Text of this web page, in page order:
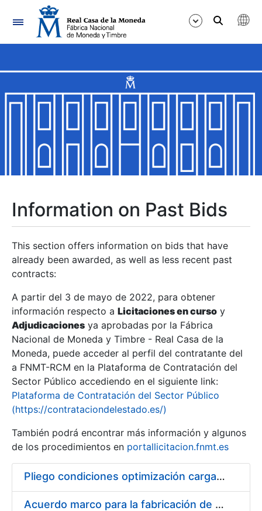
Navigation
Show/Hide
Show/Hide
Show/Hide
Show/Hide
Show/Hide
Show/Hide
Information on Past Bids
This section offers information on bids that have
already been awarded, as well as less recent past
contracts:
A partir del 3 de mayo de 2022, para obtener
información respecto a Licitaciones en curso y
Adjudicaciones ya aprobadas por la Fábrica
Nacional de Moneda y Timbre - Real Casa de la
Moneda, puede acceder al perfil del contratante del
a FNMT-RCM en la Plataforma de Contratación del
Sector Público accediendo en el siguiente link:
Plataforma de Contratación del Sector Público
(https://contrataciondelestado.es/)
También podrá encontrar más información y algunos
de los procedimientos en portallicitacion.fnmt.es
Pliego condiciones optimización cargas compras firmado
Acuerdo marco para la fabricación de piezas